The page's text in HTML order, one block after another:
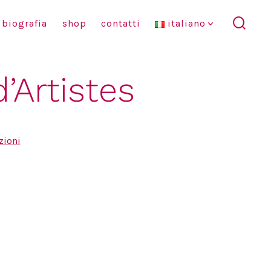
biografia shop contatti italiano